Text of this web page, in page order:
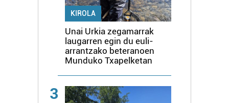
KIROLA
Unai Urkia zegamarrak
laugarren egin du euli-
arrantzako beteranoen
Munduko Txapelketan
3